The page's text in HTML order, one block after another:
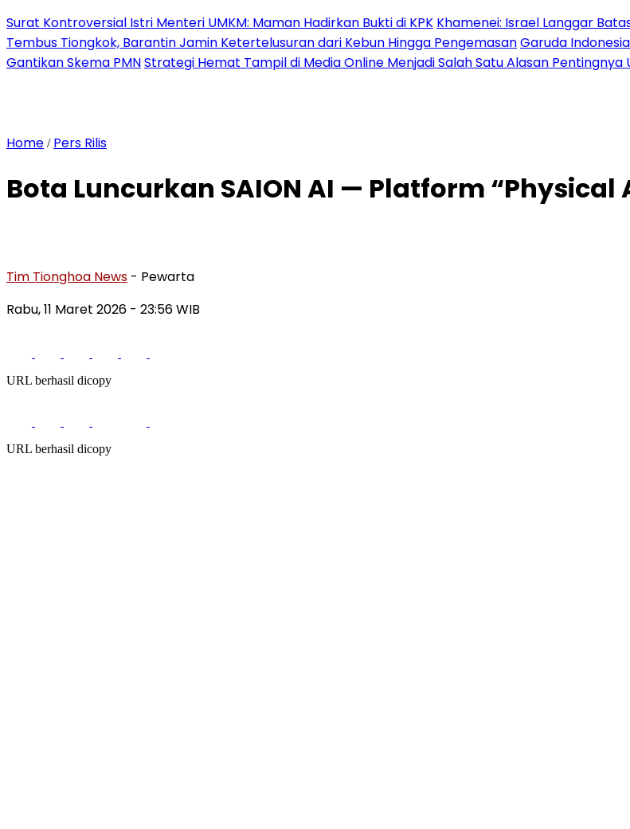
Surat Kontroversial Istri Menteri UMKM: Maman Hadirkan Bukti di KPK Khamenei: Israel Langgar
Tembus Tiongkok, Barantin Jamin Ketertelusuran dari Kebun Hingga PengemasanGaruda
Gantikan Skema PMNStrategi Hemat Tampil di Media Online Menjadi Salah Satu Alasan Pentingnya
Home / Pers Rilis
Bota Luncurkan SAION AI — Platform
Tim Tionghoa News - Pewarta
Rabu, 11 Maret 2026 - 23:56 WIB
URL berhasil dicopy
URL berhasil dicopy